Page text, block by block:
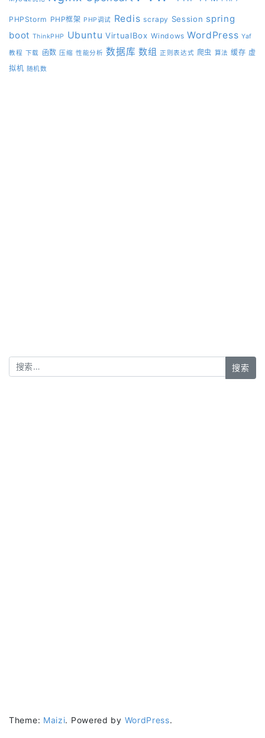
PHPStorm PHP框架 PHP调试 Redis scrapy Session spring
boot ThinkPHP Ubuntu VirtualBox Windows WordPress Yaf
教程 下载 函数 压缩 性能分析 数据库 数组 正则表达式 爬虫 算法 缓存 虚
拟机 随机数
Theme: Maizi. Powered by WordPress.